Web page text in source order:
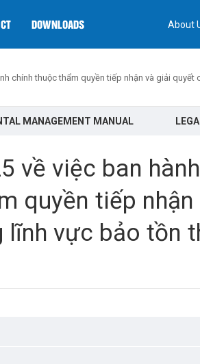
DOWNLOADS About
chính thuộc thẩm quyền tiếp nhận và giải
MANAGEMENT MANUAL
về việc ban
quyền tiếp
vực bảo tồn